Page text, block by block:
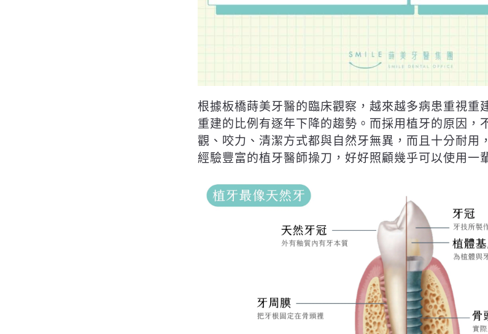
根據板橋蒔美牙醫的臨床觀察，越來越多病患重視重
重建的比例有逐年下降的趨勢。而採用植牙的原因，
觀、咬力、清潔方式都與自然牙無異，而且十分耐用
經驗豐富的植牙醫師操刀，好好照顧幾乎可以使用一